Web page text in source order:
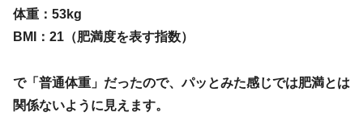
体重：53kg
BMI：21（肥満度を表す指数）
で「普通体重」だったので、パッとみた感じでは肥満とは
関係ないように見えます。